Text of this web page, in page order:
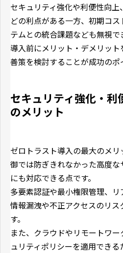
セキュリティ強化や利便性向
どの利点がある一方、初期コ
テムとの統合課題なども無視で
導入前にメリット・デメリッ
善策を検討することが成功のポ
セキュリティ強化・利
のメリット
ゼロトラスト導入の最大のメ
御では防ぎきれなかった高度
にも対応できる点です。
多要素認証や最小権限管理、リ
情報漏洩や不正アクセスのリ
す。
また、クラウドやリモートワ
ュリティポリシーを適用でき